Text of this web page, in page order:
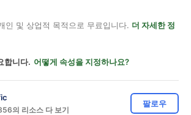
인 및 상업적 목적으로 무료입니다. 더 자세한 정
합니다. 어떻게 속성을 지정하나요?
의 리소스 다 보기
팔로우